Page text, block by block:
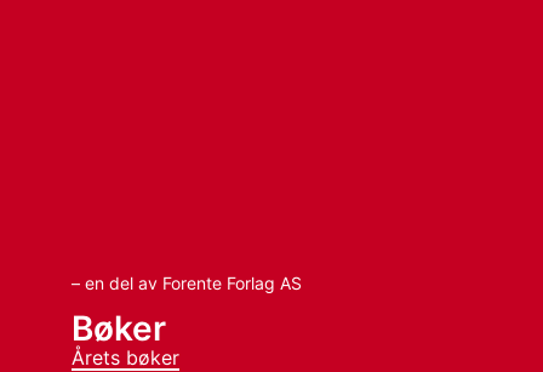
– en del av Forente Forlag AS
Bøker
Årets bøker